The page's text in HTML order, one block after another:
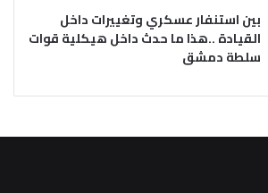
بين استنفار عسكري وتغييرات داخل
القيادة ..هذا ما حدث داخل هيكلية قوات
سلطة دمشق